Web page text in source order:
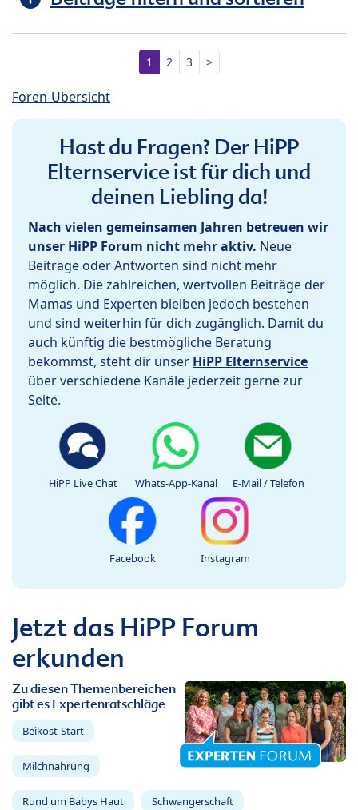
1 2 3 >
Foren-Übersicht
Hast du Fragen? Der HiPP
Elternservice ist für dich und
deinen Liebling da!
Nach vielen gemeinsamen Jahren betreuen wir
unser HiPP Forum nicht mehr aktiv. Neue
Beiträge oder Antworten sind nicht mehr
möglich. Die zahlreichen, wertvollen Beiträge der
Mamas und Experten bleiben jedoch bestehen
und sind weiterhin für dich zugänglich. Damit du
auch künftig die bestmögliche Beratung
bekommst, steht dir unser HiPP Elternservice
über verschiedene Kanäle jederzeit gerne zur
Seite.
HiPP Live Chat Whats-App-Kanal E-Mail / Telefon
Facebook Instagram
Jetzt das HiPP Forum
erkunden
Zu diesen Themenbereichen
gibt es Expertenratschläge
Beikost-Start
Milchnahrung
Rund um Babys Haut Schwangerschaft